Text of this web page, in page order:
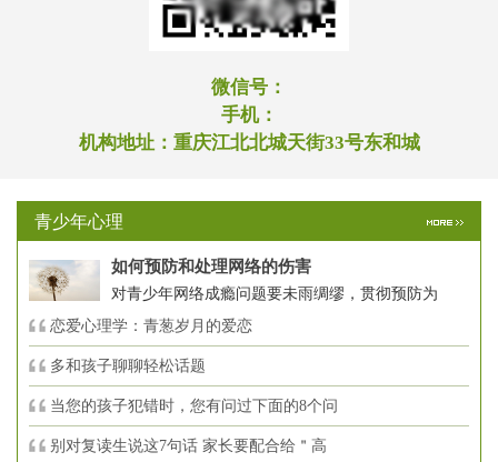
微信号：
手机：
机构地址： 重庆江北北城天街33号东和城
青少年心理
如何预防和处理网络的伤害
对青少年网络成瘾问题要未雨绸缪，贯彻预防为
恋爱心理学：青葱岁月的爱恋
多和孩子聊聊轻松话题
当您的孩子犯错时，您有问过下面的8个问
别对复读生说这7句话 家长要配合给＂高